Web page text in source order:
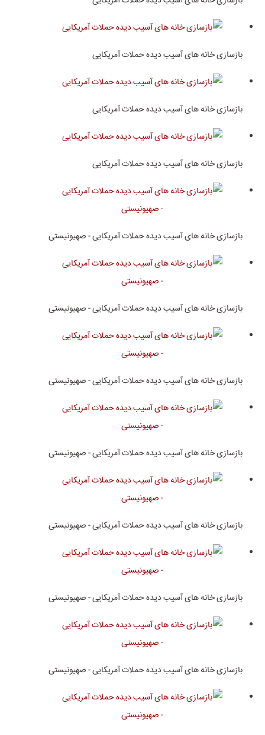
بازسازی خانه های آسیب دیده حملات آمریکایی
بازسازی خانه های آسیب دیده حملات آمریکایی
بازسازی خانه های آسیب دیده حملات آمریکایی
بازسازی خانه های آسیب دیده حملات آمریکایی - صهیونیستی
بازسازی خانه های آسیب دیده حملات آمریکایی - صهیونیستی
بازسازی خانه های آسیب دیده حملات آمریکایی - صهیونیستی
بازسازی خانه های آسیب دیده حملات آمریکایی - صهیونیستی
بازسازی خانه های آسیب دیده حملات آمریکایی - صهیونیستی
بازسازی خانه های آسیب دیده حملات آمریکایی - صهیونیستی
بازسازی خانه های آسیب دیده حملات آمریکایی - صهیونیستی